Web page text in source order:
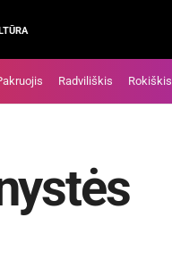
Radviliškis Rokiškis